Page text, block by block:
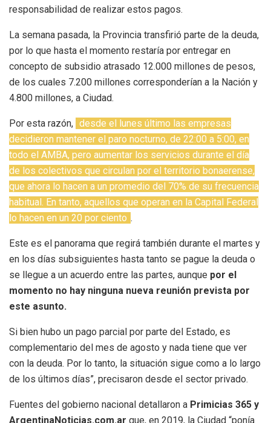
responsabilidad de realizar estos pagos.
La semana pasada, la Provincia transfirió parte de la deuda,
por lo que hasta el momento restaría por entregar en
concepto de subsidio atrasado 12.000 millones de pesos,
de los cuales 7.200 millones corresponderían a la Nación y
4.800 millones, a Ciudad.
Por esta razón, desde el lunes último las empresas
decidieron mantener el paro nocturno, de 22:00 a 5:00, en
todo el AMBA, pero aumentar los servicios durante el día
de los colectivos que circulan por el territorio bonaerense,
que ahora lo hacen a un promedio del 70% de su frecuencia
habitual. En tanto, aquellos que operan en la Capital Federal
lo hacen en un 20 por ciento .
Este es el panorama que regirá también durante el martes y
en los días subsiguientes hasta tanto se pague la deuda o
se llegue a un acuerdo entre las partes, aunque por el
momento no hay ninguna nueva reunión prevista por
este asunto.
Si bien hubo un pago parcial por parte del Estado, es
complementario del mes de agosto y nada tiene que ver
con la deuda. Por lo tanto, la situación sigue como a lo largo
de los últimos días”, precisaron desde el sector privado.
Fuentes del gobierno nacional detallaron a Primicias 365 y
ArgentinaNoticias.com.ar que, en 2019, la Ciudad “ponía